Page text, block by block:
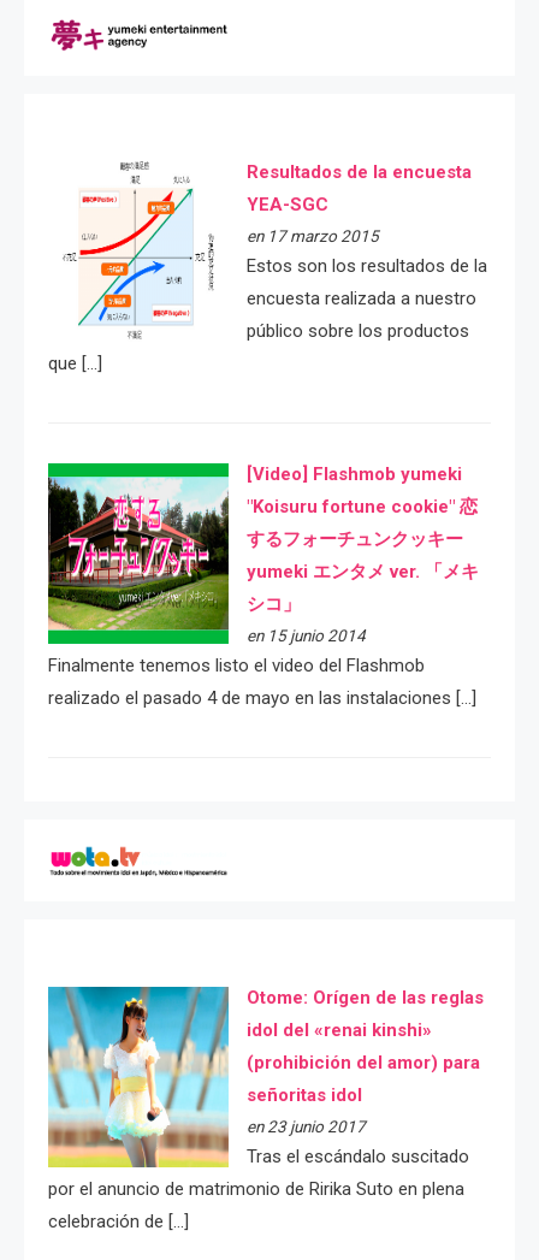
Resultados de la encuesta
YEA-SGC
en 17 marzo 2015
Estos son los resultados de la
encuesta realizada a nuestro
público sobre los productos
que […]
[Video] Flashmob yumeki
"Koisuru fortune cookie" 恋
するフォーチュンクッキー
yumeki エンタメ ver. 「メキ
シコ」
en 15 junio 2014
Finalmente tenemos listo el video del Flashmob
realizado el pasado 4 de mayo en las instalaciones […]
Otome: Orígen de las reglas
idol del «renai kinshi»
(prohibición del amor) para
señoritas idol
en 23 junio 2017
Tras el escándalo suscitado
por el anuncio de matrimonio de Ririka Suto en plena
celebración de […]